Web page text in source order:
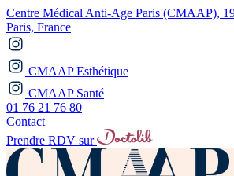
Centre Médical Anti-Age Paris (CMAAP),
Paris, France
CMAAP Esthétique
CMAAP Santé
01 76 21 76 80
Contact
Prendre RDV sur